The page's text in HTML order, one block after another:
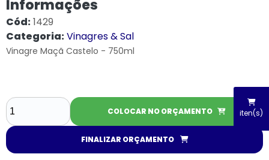
iten(s)
Informações
Cód:1429
Categoria:Vinagres & Sal
Vinagre Maçã Castelo - 750ml
COLOCAR NO ORÇAMENTO
FINALIZAR ORÇAMENTO